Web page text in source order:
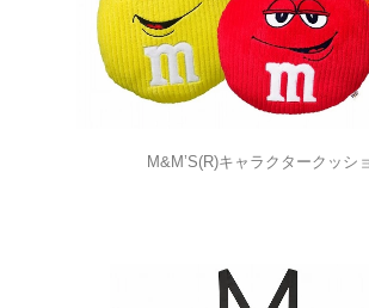
M&M’S(R)キャラクタークッシ